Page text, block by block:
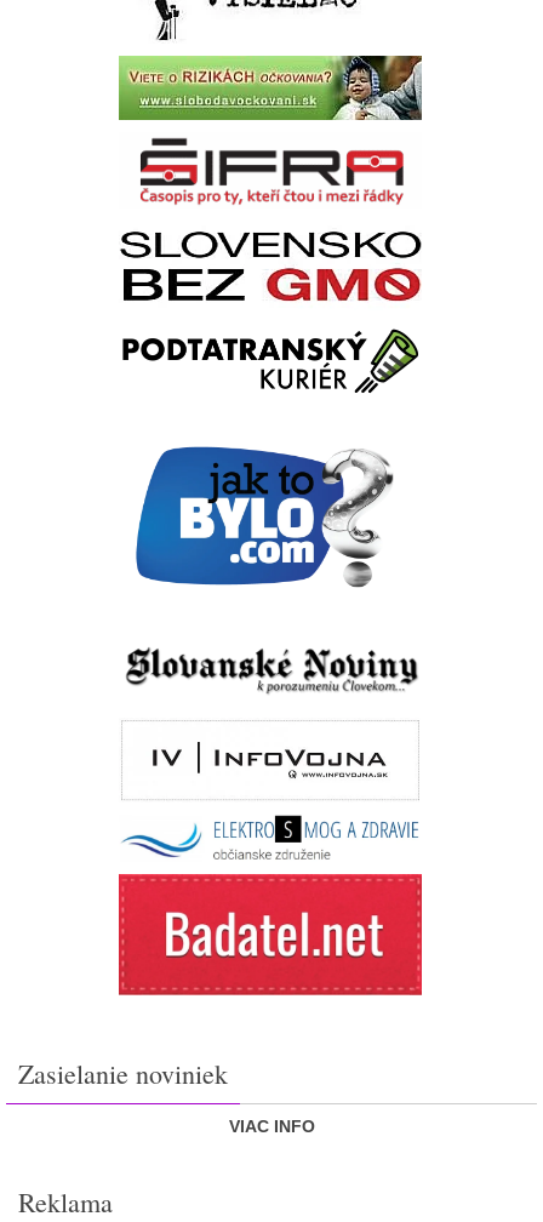
Zasielanie noviniek
VIAC INFO
Reklama